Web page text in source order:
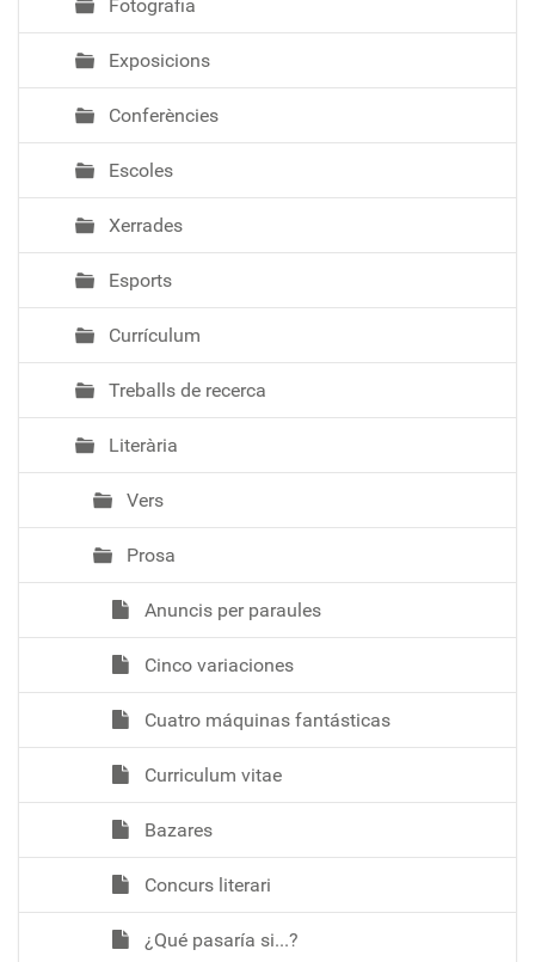
Fotografia
Exposicions
Conferències
Escoles
Xerrades
Esports
Currículum
Treballs de recerca
Literària
Vers
Prosa
Anuncis per paraules
Cinco variaciones
Cuatro máquinas fantásticas
Curriculum vitae
Bazares
Concurs literari
¿Qué pasaría si...?